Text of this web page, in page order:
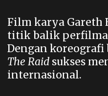
Film karya Gareth
titik balik
Dengan
The Raid sukses
internasional.